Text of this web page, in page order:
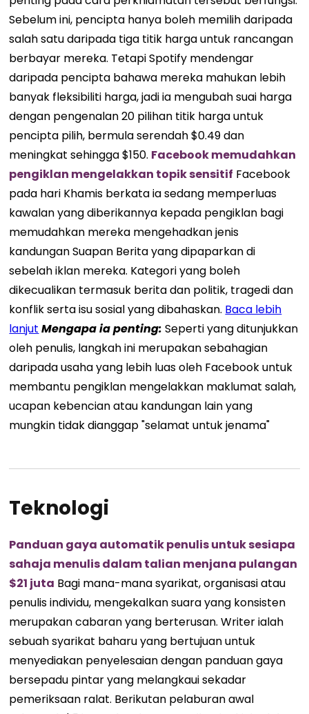
Sebelum ini, pencipta hanya boleh memilih daripada
salah satu daripada tiga titik harga untuk rancangan
berbayar mereka. Tetapi Spotify mendengar
daripada pencipta bahawa mereka mahukan lebih
banyak fleksibiliti harga, jadi ia mengubah suai harga
dengan pengenalan 20 pilihan titik harga untuk
pencipta pilih, bermula serendah $0.49 dan
meningkat sehingga $150. Facebook memudahkan
pengiklan mengelakkan topik sensitif Facebook
pada hari Khamis berkata ia sedang memperluas
kawalan yang diberikannya kepada pengiklan bagi
memudahkan mereka mengehadkan jenis
kandungan Suapan Berita yang dipaparkan di
sebelah iklan mereka. Kategori yang boleh
dikecualikan termasuk berita dan politik, tragedi dan
konflik serta isu sosial yang dibahaskan. Baca lebih
lanjut Mengapa ia penting: Seperti yang ditunjukkan
oleh penulis, langkah ini merupakan sebahagian
daripada usaha yang lebih luas oleh Facebook untuk
membantu pengiklan mengelakkan maklumat salah,
ucapan kebencian atau kandungan lain yang
mungkin tidak dianggap "selamat untuk jenama"
Teknologi
Panduan gaya automatik penulis untuk sesiapa
sahaja menulis dalam talian menjana pulangan
$21 juta Bagi mana-mana syarikat, organisasi atau
penulis individu, mengekalkan suara yang konsisten
merupakan cabaran yang berterusan. Writer ialah
sebuah syarikat baharu yang bertujuan untuk
menyediakan penyelesaian dengan panduan gaya
bersepadu pintar yang melangkaui sekadar
pemeriksaan ralat. Berikutan pelaburan awal